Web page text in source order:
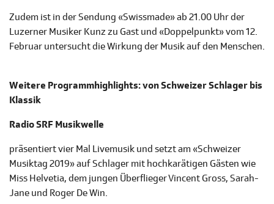
Zudem ist in der Sendung «Swissmade» ab 21.00 Uhr der
Luzerner Musiker Kunz zu Gast und «Doppelpunkt» vom 12.
Februar untersucht die Wirkung der Musik auf den Menschen.
Weitere Programmhighlights: von Schweizer Schlager bis
Klassik
Radio SRF Musikwelle
präsentiert vier Mal Livemusik und setzt am «Schweizer
Musiktag 2019» auf Schlager mit hochkarätigen Gästen wie
Miss Helvetia, dem jungen Überflieger Vincent Gross, Sarah-
Jane und Roger De Win.